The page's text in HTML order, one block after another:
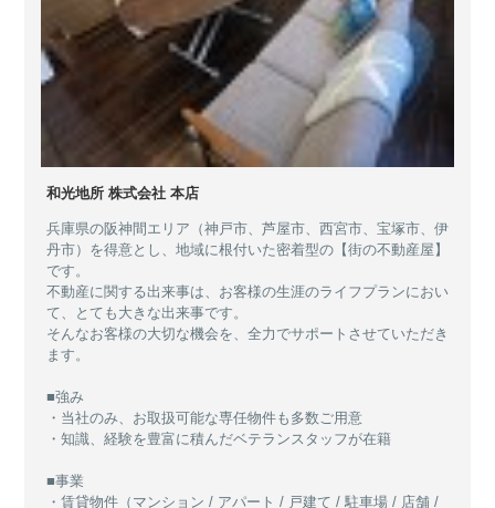
和光地所 株式会社 本店
兵庫県の阪神間エリア（神戸市、芦屋市、西宮市、宝塚市、伊
丹市）を得意とし、地域に根付いた密着型の【街の不動産屋】
です。
不動産に関する出来事は、お客様の生涯のライフプランにおい
て、とても大きな出来事です。
そんなお客様の大切な機会を、全力でサポートさせていただき
ます。
■強み
・当社のみ、お取扱可能な専任物件も多数ご用意
・知識、経験を豊富に積んだベテランスタッフが在籍
■事業
・賃貸物件（マンション / アパート / 戸建て / 駐車場 / 店舗 /